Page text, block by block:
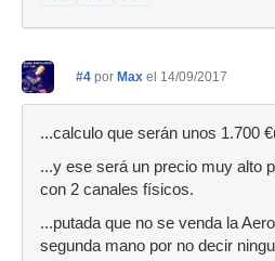
#4 por Max el 14/09/2017
...calculo que serán unos 1.700
...y ese será un precio muy alto
con 2 canales físicos.
...putada que no se venda la
segunda mano por no decir